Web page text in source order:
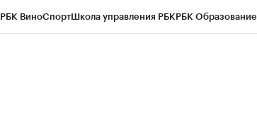
РБК ВиноСпортШкола управления РБКРБК Образование